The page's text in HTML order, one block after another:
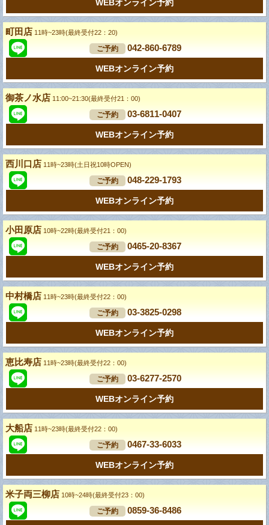
WEBオンライン予約
町田店 11時~23時(最終受付22：20)
ご予約 042-860-6789
WEBオンライン予約
御茶ノ水店 11:00~21:30(最終受付21：00)
ご予約 03-6811-0407
WEBオンライン予約
西川口店 11時~23時(土日祝10時OPEN)
ご予約 048-229-1793
WEBオンライン予約
小田原店 10時~22時(最終受付21：00)
ご予約 0465-20-8367
WEBオンライン予約
中村橋店 11時~23時(最終受付22：00)
ご予約 03-3825-0298
WEBオンライン予約
恵比寿店 11時~23時(最終受付22：00)
ご予約 03-6277-2570
WEBオンライン予約
大船店 11時~23時(最終受付22：00)
ご予約 0467-33-6033
WEBオンライン予約
米子両三柳店 10時~24時(最終受付23：00)
ご予約 0859-36-8486